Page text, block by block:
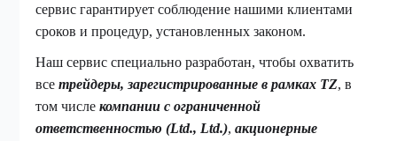
сервис гарантирует соблюдение нашими клиентами
сроков и процедур, установленных законом.
Наш сервис специально разработан, чтобы охватить
всетрейдеры, зарегистрированные в рамках TZ, в
том числекомпании с ограниченной
ответственностью (Ltd., Ltd.),акционерные